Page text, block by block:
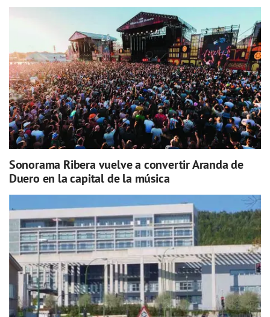
Sonorama Ribera vuelve a convertir Aranda de
Duero en la capital de la música